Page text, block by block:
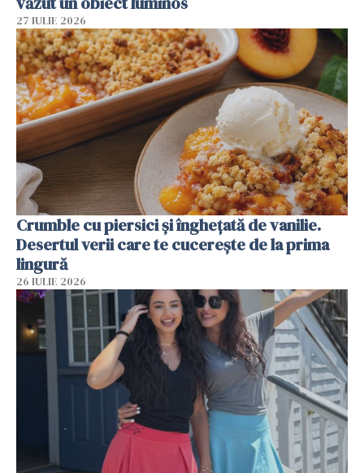
27 IULIE 2026
Crumble cu piersici și înghețată de vanilie.
Desertul verii care te cucerește de la prima
lingură
26 IULIE 2026